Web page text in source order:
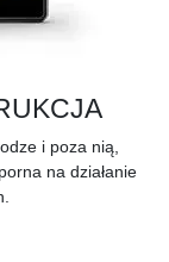
i poza nią,
na działanie